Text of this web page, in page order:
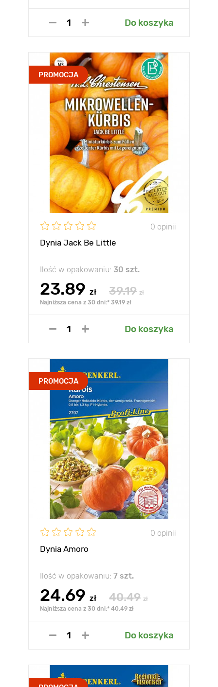
Do koszyka
PROMOCJA
0 opinii
Dynia Jack Be Little
Ilość w opakowaniu: 30 szt.
23.89 zł 39.19 zł
Najniższa cena z 30 dni:* 39.19 zł
Do koszyka
PROMOCJA
0 opinii
Dynia Amoro
Ilość w opakowaniu: 7 szt.
24.69 zł 40.49 zł
Najniższa cena z 30 dni:* 40.49 zł
Do koszyka